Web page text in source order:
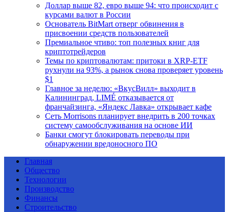
Доллар выше 82, евро выше 94: что происходит с
курсами валют в России
Основатель BitMart отверг обвинения в
присвоении средств пользователей
Премиальное чтиво: топ полезных книг для
криптотрейдеров
Темы по криптовалютам: притоки в XRP-ETF
рухнули на 93%, а рынок снова проверяет уровень
$1
Главное за неделю: «ВкусВилл» выходит в
Калининград, LIMÉ отказывается от
франчайзинга, «Яндекс Лавка» открывает кафе
Сеть Morrisons планирует внедрить в 200 точках
систему самообслуживания на основе ИИ
Банки смогут блокировать переводы при
обнаружении вредоносного ПО
Главная
Общество
Технологии
Производство
Финансы
Строительство